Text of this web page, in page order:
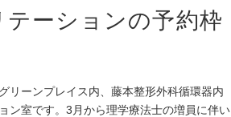
ーションの予約枠
リーンプレイス内、藤本整形外科循環器内
ン室です。3月から理学療法士の増員に伴い